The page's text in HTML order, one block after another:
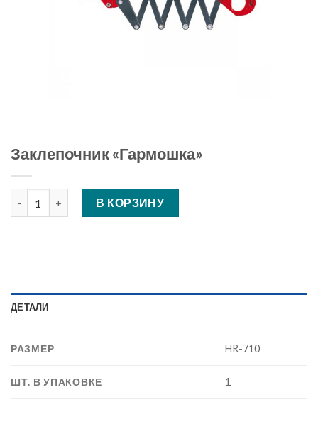
Заклепочник «Гармошка»
Количество Заклепочник "Гармошка"
В КОРЗИНУ
ДЕТАЛИ
РАЗМЕР HR-710
ШТ. В УПАКОВКЕ 1